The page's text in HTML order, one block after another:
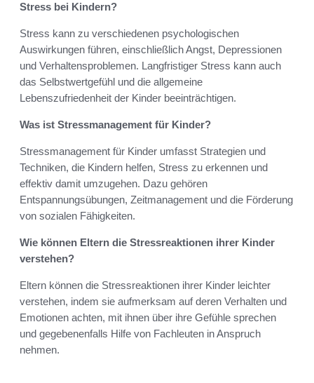
Stress bei Kindern?
Stress kann zu verschiedenen psychologischen
Auswirkungen führen, einschließlich Angst, Depressionen
und Verhaltensproblemen. Langfristiger Stress kann auch
das Selbstwertgefühl und die allgemeine
Lebenszufriedenheit der Kinder beeinträchtigen.
Was ist Stressmanagement für Kinder?
Stressmanagement für Kinder umfasst Strategien und
Techniken, die Kindern helfen, Stress zu erkennen und
effektiv damit umzugehen. Dazu gehören
Entspannungsübungen, Zeitmanagement und die Förderung
von sozialen Fähigkeiten.
Wie können Eltern die Stressreaktionen ihrer Kinder
verstehen?
Eltern können die Stressreaktionen ihrer Kinder leichter
verstehen, indem sie aufmerksam auf deren Verhalten und
Emotionen achten, mit ihnen über ihre Gefühle sprechen
und gegebenenfalls Hilfe von Fachleuten in Anspruch
nehmen.